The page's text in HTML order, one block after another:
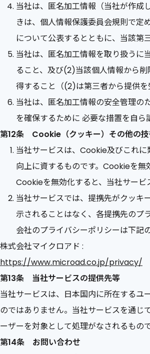
当社は、匿名加工情報（当社が作成
きは、個人情報保護委員会規則で定
について公表するとともに、当該第
当社は、匿名加工情報を取り扱うに
ること、及び(2)当該個人情報から
得すること（(2)は第三者から提供を
当社は、匿名加工情報の安全管理の
を確保するために 必要な措置を自ら
第12条 Cookie（クッキー）その他の技
当社サービスは、Cookie及びこれ
向上に資するものです。Cookieを無
Cookieを無効化すると、当社サービ
当社サービスでは、提携先がクッキ
示されることはなく、各提携先のプ
会社のプライバシーポリシーは下記
株式会社マイクロアド :
https://www.microad.co.jp/privacy/
第13条 当社サービスの提供先等
当社サービスは、日本国内に所在する
のではありません。当社サービスを通じ
ーザーを対象として処理がなされるもので
第14条 お問い合わせ